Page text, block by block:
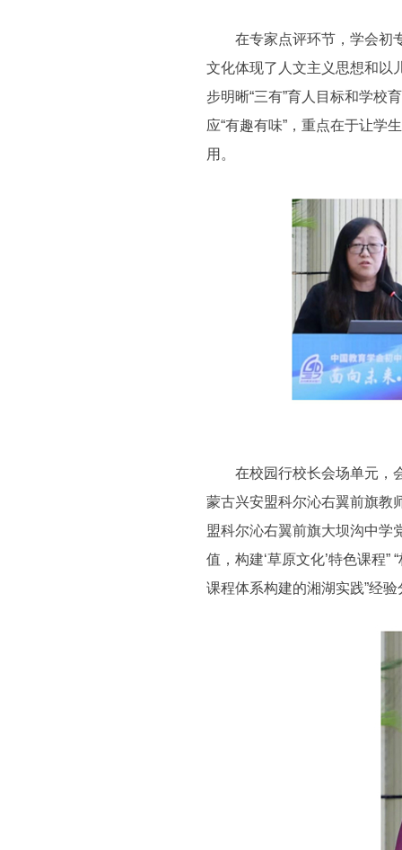
在专家点评环节，学会初专
文化体现了人文主义思想和以
步明晰“三有”育人目标和学校
应“有趣有味”，重点在于让学
用。
在校园行校长会场单元，会
蒙古兴安盟科尔沁右翼前旗教
盟科尔沁右翼前旗大坝沟中学
值，构建‘草原文化’特色课程”
课程体系构建的湘湖实践”经验